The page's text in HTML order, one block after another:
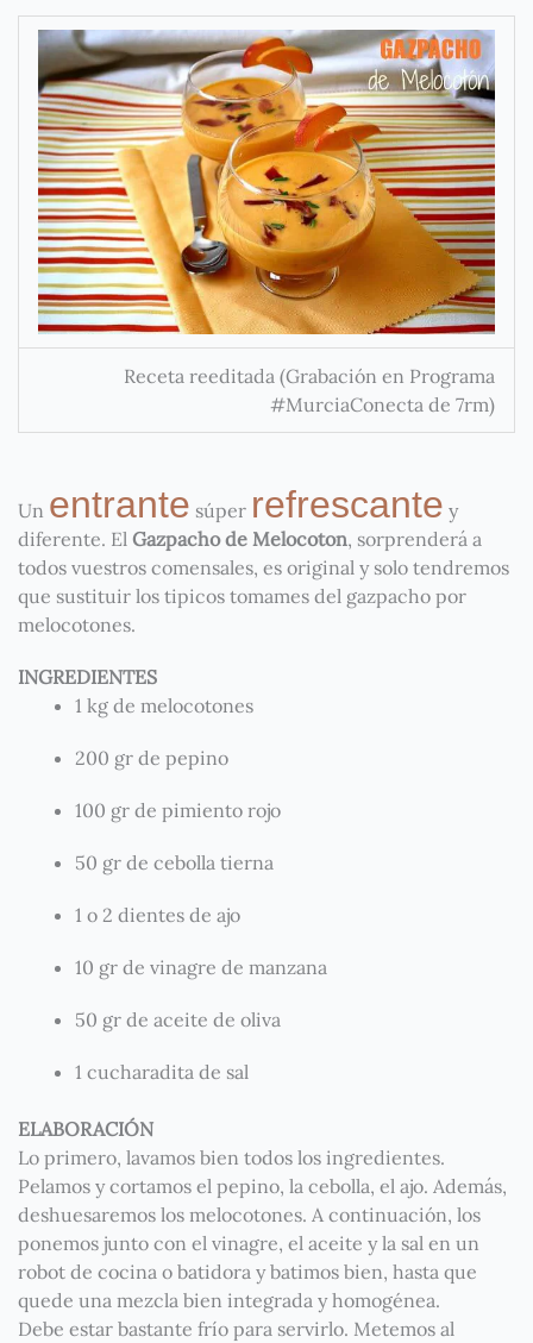
Receta reeditada (Grabación en Programa
#MurciaConecta de 7rm)
Un entrante súper refrescante y
diferente. El Gazpacho de Melocoton, sorprenderá a
todos vuestros comensales, es original y solo tendremos
que sustituir los tipicos tomames del gazpacho por
melocotones.
INGREDIENTES
1 kg de melocotones
200 gr de pepino
100 gr de pimiento rojo
50 gr de cebolla tierna
1 o 2 dientes de ajo
10 gr de vinagre de manzana
50 gr de aceite de oliva
1 cucharadita de sal
ELABORACIÓN
Lo primero, lavamos bien todos los ingredientes.
Pelamos y cortamos el pepino, la cebolla, el ajo. Además,
deshuesaremos los melocotones. A continuación, los
ponemos junto con el vinagre, el aceite y la sal en un
robot de cocina o batidora y batimos bien, hasta que
quede una mezcla bien integrada y homogénea.
Debe estar bastante frío para servirlo. Metemos al